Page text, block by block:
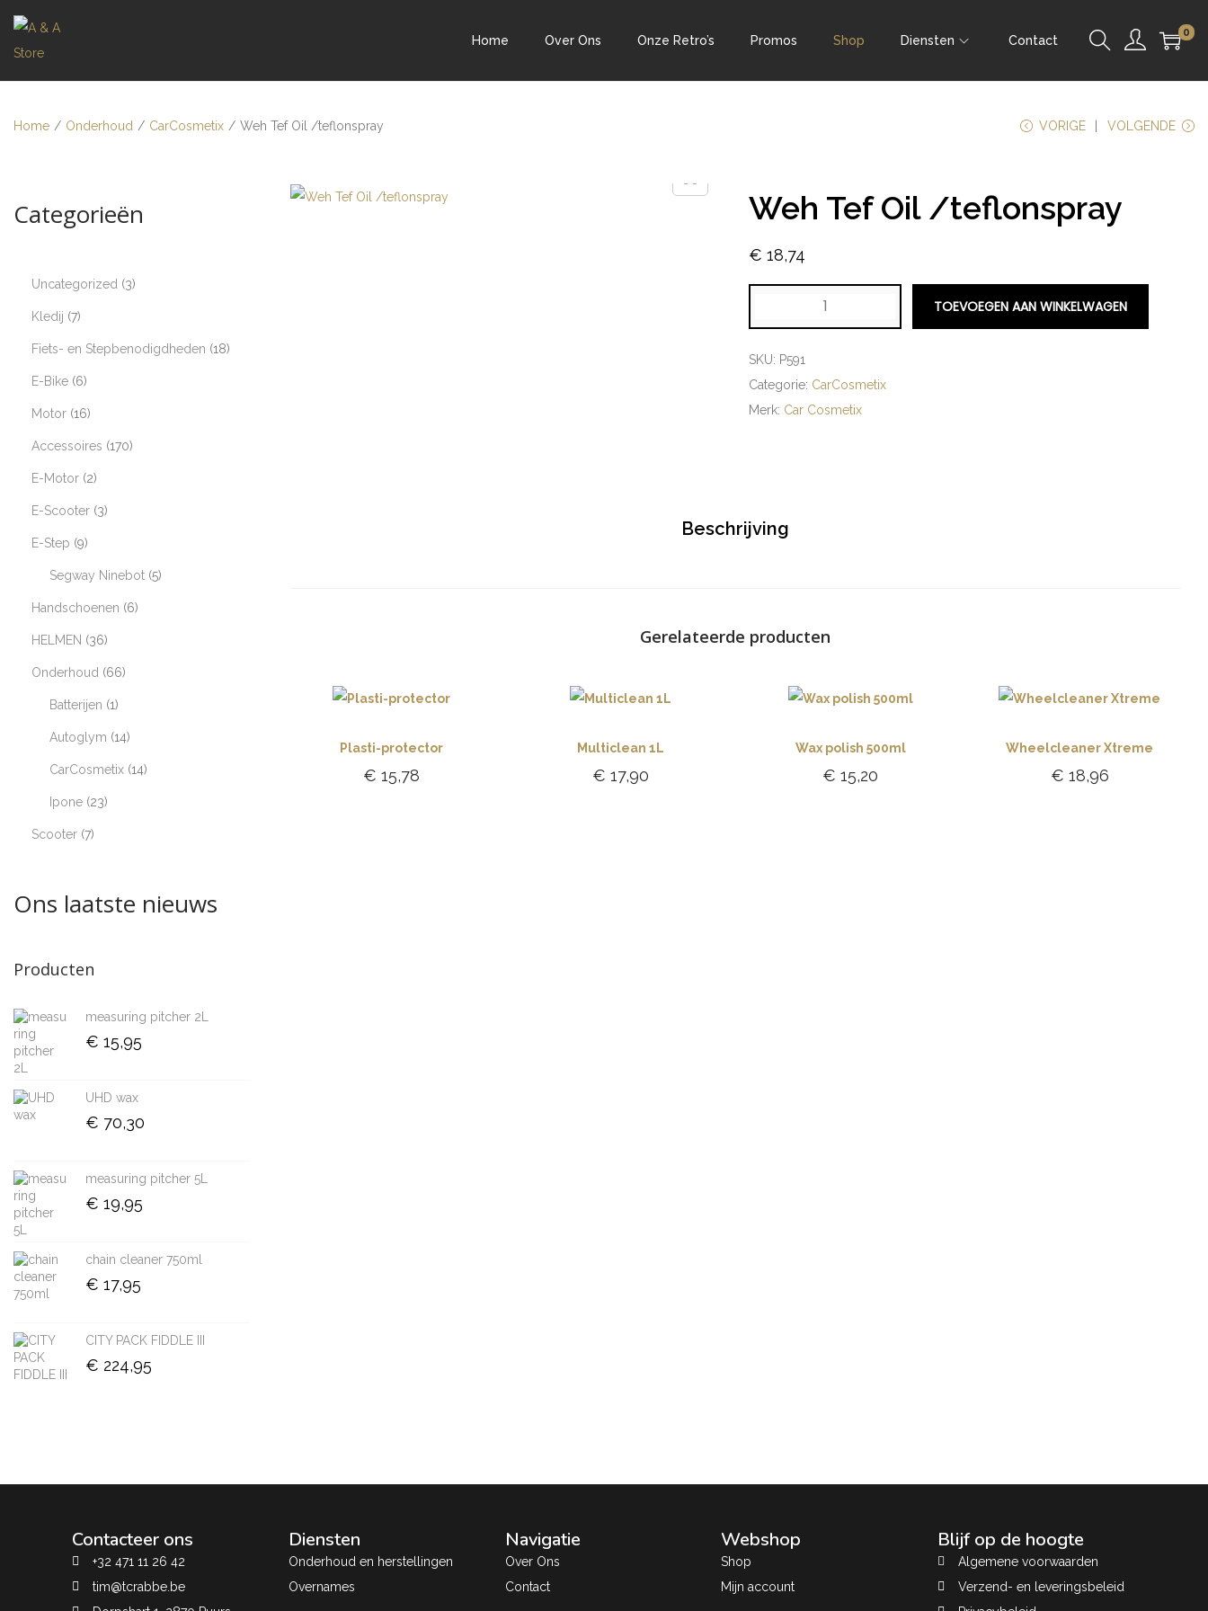
Home Over Ons Onze Retro’s Promos Shop Diensten Contact
0
Home / Onderhoud / CarCosmetix / Weh Tef Oil /teflonspray VORIGE VOLGENDE
Weh Tef Oil /teflonspray
€ 18,74
TOEVOEGEN AAN WINKELWAGEN
SKU: P591
Categorie: CarCosmetix
Merk: Car Cosmetix
Beschrijving
Gerelateerde producten
Plasti-protector
€ 15,78
Multiclean 1L
€ 17,90
Wax polish 500ml
€ 15,20
Wheelcleaner Xtreme
€ 18,96
Categorieën
Uncategorized 3
Kledij 7
Fiets- en Stepbenodigdheden 18
E-Bike 6
Motor 16
Accessoires 170
E-Motor 2
E-Scooter 3
E-Step 9
Segway Ninebot 5
Handschoenen 6
HELMEN 36
Onderhoud 66
Batterijen 1
Autoglym 14
CarCosmetix 14
Ipone 23
Scooter 7
Ons laatste nieuws
Producten
measuring pitcher 2L
€ 15,95
UHD wax
€ 70,30
measuring pitcher 5L
€ 19,95
chain cleaner 750ml
€ 17,95
CITY PACK FIDDLE III
€ 224,95
Contacteer ons
+32 471 11 26 42
tim@tcrabbe.be
Diensten
Onderhoud en herstellingen
Overnames
Navigatie
Over Ons
Contact
Webshop
Shop
Mijn account
Blijf op de hoogte
Algemene voorwaarden
Verzend- en leveringsbeleid